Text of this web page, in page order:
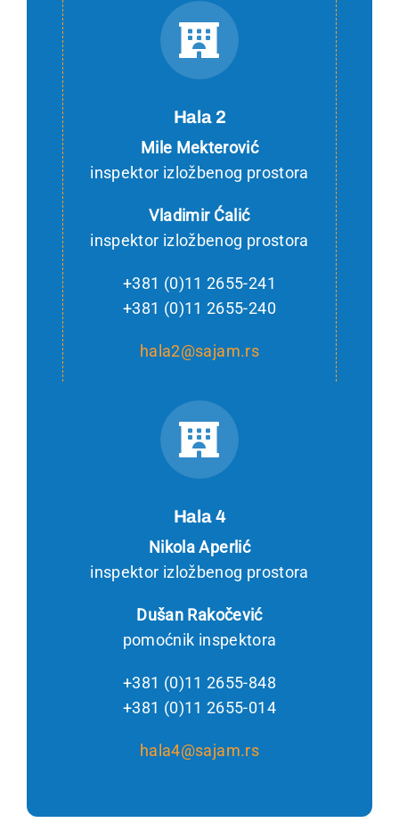
Hala 2
Mile Mekterović
inspektor izložbenog prostora
Vladimir Ćalić
inspektor izložbenog prostora
+381 (0)11 2655-241
+381 (0)11 2655-240
hala2@sajam.rs
Hala 4
Nikola Aperlić
inspektor izložbenog prostora
Dušan Rakočević
pomoćnik inspektora
+381 (0)11 2655-848
+381 (0)11 2655-014
hala4@sajam.rs